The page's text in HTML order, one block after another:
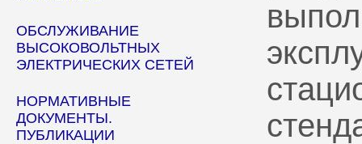
ОБСЛУЖИВАНИЕ
ВЫСОКОВОЛЬТНЫХ
ЭЛЕКТРИЧЕСКИХ СЕТЕЙ
НОРМАТИВНЫЕ
ДОКУМЕНТЫ.
ПУБЛИКАЦИИ